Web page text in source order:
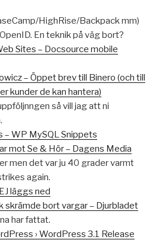
HighRise/Backpack mm)
En teknik på väg bort?
Sites – Docsource mobile
– Öppet brev till Binero (och till
kunder de kan hantera)
så vill jag att ni
WP MySQL Snippets
mot Se & Hör – Dagens Media
men det var ju 40 grader varmt
again.
läggs ned
skrämde bort vargar – Djurbladet
har fattat.
› WordPress 3.1 Release